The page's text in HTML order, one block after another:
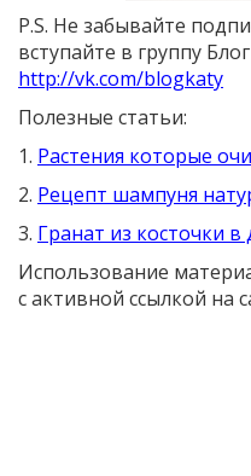
P.S. Не забывайте
вступайте в группу
http://vk.com/blogkaty
Полезные статьи:
1. Растения которые
2. Рецепт шампуня
3. Гранат из косточки
Использование
с активной ссылкой на